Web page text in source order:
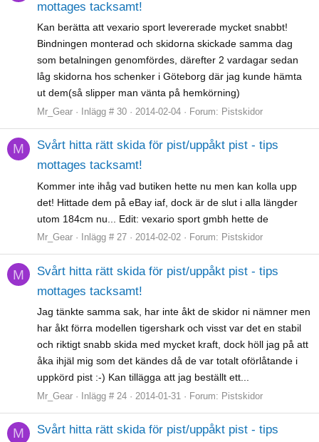
mottages tacksamt!
Kan berätta att vexario sport levererade mycket snabbt!
Bindningen monterad och skidorna skickade samma dag
som betalningen genomfördes, därefter 2 vardagar sedan
låg skidorna hos schenker i Göteborg där jag kunde hämta
ut dem(så slipper man vänta på hemkörning)
Mr_Gear Inlägg # 30 2014-02-04 Forum: Pistskidor
M
Svårt hitta rätt skida för pist/uppåkt pist - tips
mottages tacksamt!
Kommer inte ihåg vad butiken hette nu men kan kolla upp
det! Hittade dem på eBay iaf, dock är de slut i alla längder
utom 184cm nu... Edit: vexario sport gmbh hette de
Mr_Gear Inlägg # 27 2014-02-02 Forum: Pistskidor
M
Svårt hitta rätt skida för pist/uppåkt pist - tips
mottages tacksamt!
Jag tänkte samma sak, har inte åkt de skidor ni nämner men
har åkt förra modellen tigershark och visst var det en stabil
och riktigt snabb skida med mycket kraft, dock höll jag på att
åka ihjäl mig som det kändes då de var totalt oförlåtande i
uppkörd pist :-) Kan tillägga att jag beställt ett...
Mr_Gear Inlägg # 24 2014-01-31 Forum: Pistskidor
M
Svårt hitta rätt skida för pist/uppåkt pist - tips